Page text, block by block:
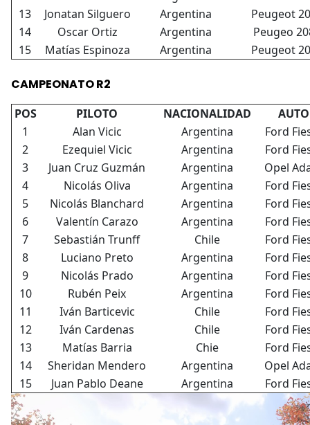
13
Jonatan Silguero Argentina
Peugeot
14
Oscar Ortiz Argentina
Peugeo
15
Matías Espinoza Argentina Peugeot
CAMPEONATO R2
POS PILOTO NACIONALIDAD
AUTO
1
Alan Vicic Argentina
Ford
2
Ezequiel Vicic Argentina
Ford
3
Juan Cruz Guzmán Argentina
Opel
4
Nicolás Oliva Argentina
Ford
5
Nicolás Blanchard Argentina
Ford
6
Valentín Carazo Argentina
Ford
7
Sebastián Trunff Chile
Ford
8
Luciano Preto Argentina
Ford
9
Nicolás Prado Argentina
Ford
10
Rubén Peix Argentina
Ford
11
Iván Barticevic Chile
Ford
12
Iván Cardenas Chile
Ford
13
Matías Barria Chie
Ford
14
Sheridan Mendero Argentina
Opel
15
Juan Pablo Deane Argentina Ford